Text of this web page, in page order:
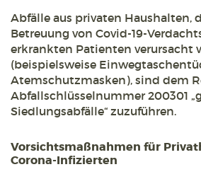
Abfälle aus privaten Haushalten,
Betreuung von Covid-19-
erkrankten Patienten verursacht
(beispielsweise
Atemschutzmasken), sind dem
Abfallschlüsselnummer 200301
Siedlungsabfälle“ zuzuführen.
Vorsichtsmaßnahmen für
Corona-Infizierten